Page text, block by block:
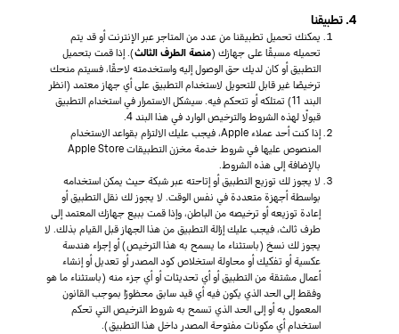
4. تطبيقنا
يمكنك تحميل تطبيقنا من عدد من المتاجر عبر الإنترنت أو قد يتم
تحميله مسبقًا على جهازك (منصة الطرف الثالث). إذا قمت بتحميل
التطبيق أو كان لديك حق الوصول إليه واستخدمته لاحقًا، فسيتم منحك
ترخيصًا غير قابل للتحويل لاستخدام التطبيق على أي جهاز معتمد (انظر
البند 11) تمتلكه أو تتحكم فيه. سيشكل الاستمرار في استخدام التطبيق
قبولًا لهذه الشروط والترخيص الوارد في هذا البند 4.
إذا كنت أحد عملاء Apple، فيجب عليك الالتزام بقواعد الاستخدام
المنصوص عليها في شروط خدمة مخزن التطبيقات Apple Store
بالإضافة إلى هذه الشروط.
لا يجوز لك توزيع التطبيق أو إتاحته عبر شبكة حيث يمكن استخدامه
بواسطة أجهزة متعددة في نفس الوقت. لا يجوز لك نقل التطبيق أو
إعادة توزيعه أو ترخيصه من الباطن، وإذا قمت ببيع جهازك المعتمد إلى
طرف ثالث، فيجب عليك إزالة التطبيق من هذا الجهاز قبل القيام بذلك. لا
يجوز لك نسخ (باستثناء ما يسمح به هذا الترخيص) أو إجراء هندسة
عكسية أو تفكيك أو محاولة استخلاص كود المصدر أو تعديل أو إنشاء
أعمال مشتقة من التطبيق أو أي تحديثات أو أي جزء منه (باستثناء ما هو
وفقط إلى الحد الذي يكون فيه أي قيد سابق محظورًا بموجب القانون
المعمول به أو إلى الحد الذي تسمح به شروط الترخيص التي تحكم
استخدام أي مكونات مفتوحة المصدر داخل هذا التطبيق).